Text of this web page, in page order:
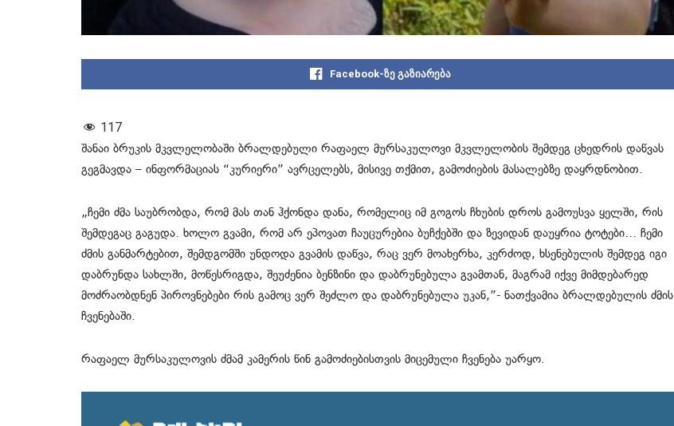
Facebook-ზე გაზიარება
117
შანაი ბრუკის მკვლელობაში ბრალდებული რაფაელ მურსაკულოვი მკვლელობის შემდეგ ცხედრის დაწვას
გეგმავდა – ინფორმაციას “კურიერი” ავრცელებს, მისივე თქმით, გამოძიების მასალებზე დაყრდნობით.
„ჩემი ძმა საუბრობდა, რომ მას თან ჰქონდა დანა, რომელიც იმ გოგოს ჩხუბის დროს გამოუსვა ყელში, რის
შემდეგაც გაგუდა. ხოლო გვამი, რომ არ ეპოვათ ჩაუცურებია ბუჩქებში და ზევიდან დაუყრია ტოტები… ჩემი
ძმის განმარტებით, შემდგომში უნდოდა გვამის დაწვა, რაც ვერ მოახერხა, კერძოდ, ხსენებულის შემდეგ იგი
დაბრუნდა სახლში, მოწესრიგდა, შეუძენია ბენზინი და დაბრუნებულა გვამთან, მაგრამ იქვე მიმდებარედ
მოძრაობდნენ პიროვნებები რის გამოც ვერ შეძლო და დაბრუნებულა უკან,”- ნათქვამია ბრალდებულის ძმის
ჩვენებაში.
რაფაელ მურსაკულოვის ძმამ კამერის წინ გამოძიებისთვის მიცემული ჩვენება უარყო.